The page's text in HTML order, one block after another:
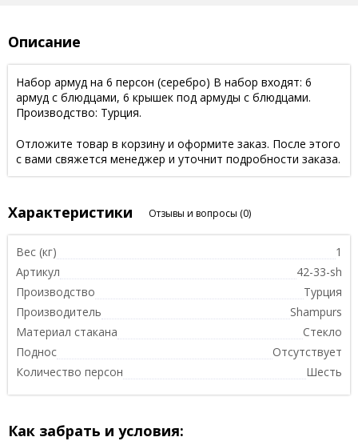
Описание
Набор армуд на 6 персон (серебро) В набор входят: 6
армуд с блюдцами, 6 крышек под армуды с блюдцами.
Производство: Турция.
Отложите товар в корзину и оформите заказ. После этого
с вами свяжется менеджер и уточнит подробности заказа.
Характеристики Отзывы и вопросы (0)
Вес (кг)
1
Артикул
42-33-sh
Производство
Турция
Производитель
Shampurs
Материал стакана
Стекло
Поднос
Отсутствует
Количество персон
Шесть
Как забрать и условия: